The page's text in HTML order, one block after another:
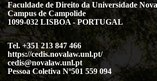
Faculdade de Direito da Universidade
Campus de Campolide
1099-032 LISBOA - PORTUGAL
Tel. +351 213 847 466
https://cedis.novalaw.unl.pt/
cedis@novalaw.unl.pt
Pessoa Coletiva Nº501 559 094